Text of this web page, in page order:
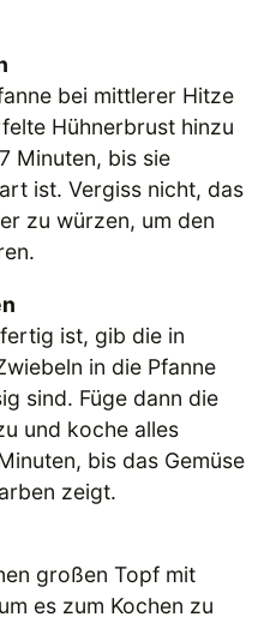
bei mittlerer Hitze
Hühnerbrust hinzu
Minuten, bis sie
ist. Vergiss nicht, das
zu würzen, um den
ist, gib die in
in die Pfanne
sind. Füge dann die
und koche alles
bis das Gemüse
zeigt.
großen Topf mit
es zum Kochen zu